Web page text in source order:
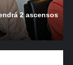
2 ascensos